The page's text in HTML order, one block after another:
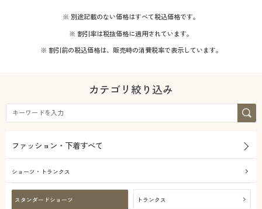
カタログ・チラシからのご注文
デジタルカタログ
会員メニュー
閲覧履歴
お気に入り
コットン・綿100 レース
ガーゼ
ウォッシャブル(洗
～ 円 絞込
解除する
※ 別途記載のない価格はすべて税込価格です。
※ 割引率は税抜価格に適用されています。
※ 割引前の税込価格は、販売時の消費税率で表示しています。
カテゴリ絞り込み
ファッション・下着すべて
ショーツ・トランクス
スタンダードショーツ トランクス